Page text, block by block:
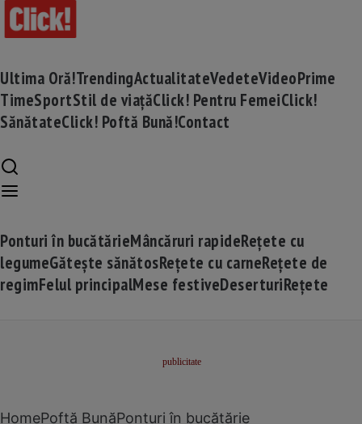
Ultima Oră!TrendingActualitateVedeteVideoPrime
TimeSportStil de viațăClick! Pentru FemeiClick!
SănătateClick! Poftă Bună!Contact
Ponturi în bucătărieMâncăruri rapideRețete cu
legumeGătește sănătosRețete cu carneRețete de
regimFelul principalMese festiveDeserturiRețete
HomePoftă BunăPonturi în bucătărie